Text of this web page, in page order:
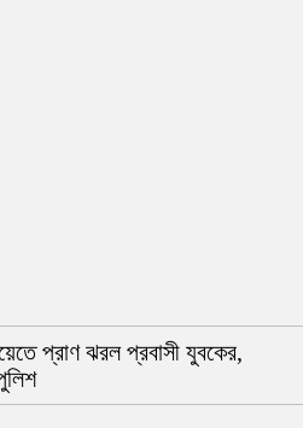
প্রাণ ঝরল প্রবাসী যুবকের,